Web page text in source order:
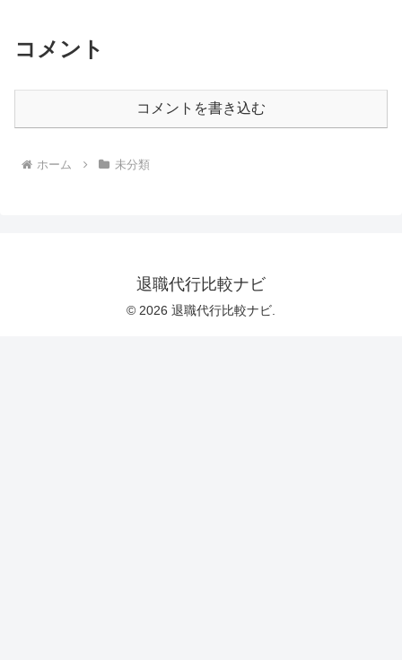
コメント
コメントを書き込む
ホーム 未分類
退職代行比較ナビ
© 2026 退職代行比較ナビ.